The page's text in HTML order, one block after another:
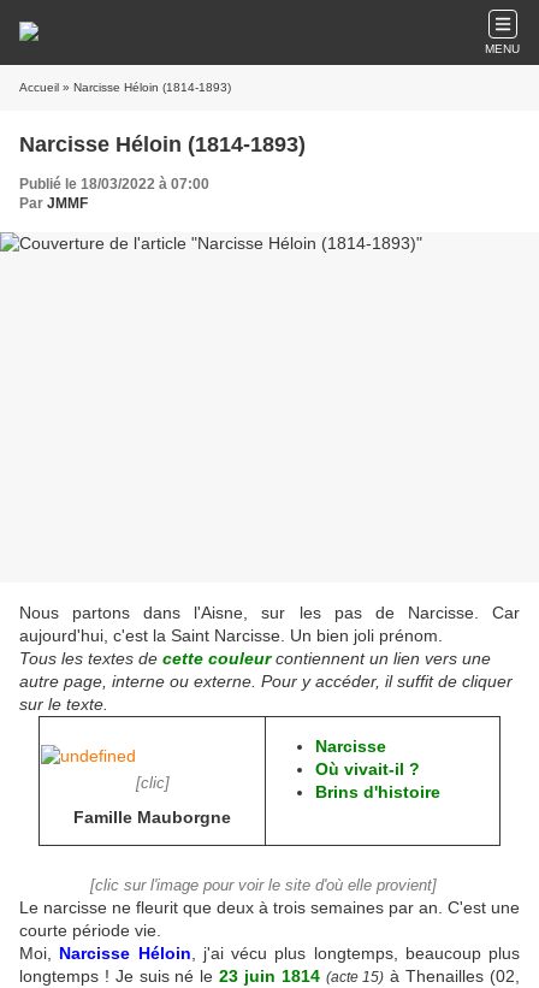
MENU
Accueil » Narcisse Héloin (1814-1893)
Narcisse Héloin (1814-1893)
Publié le 18/03/2022 à 07:00
Par JMMF
Nous partons dans l'Aisne, sur les pas de Narcisse. Car
aujourd'hui, c'est la Saint Narcisse. Un bien joli prénom.
Tous les textes de cette couleurcontiennent un lien vers une
autre page, interne ou externe. Pour y accéder, il suffit de cliquer
sur le texte.
[clic]
Famille Mauborgne
Narcisse
Où vivait-il ?
Brins d'histoire
[clic sur l'image pour voir le site d'où elle provient]
Le narcisse ne fleurit que deux à trois semaines par an. C'est une
courte période vie.
Moi, Narcisse Héloin , j'ai vécu plus longtemps, beaucoup plus
longtemps ! Je suis né le23 juin 1814 (acte 15) à Thenailles (02,